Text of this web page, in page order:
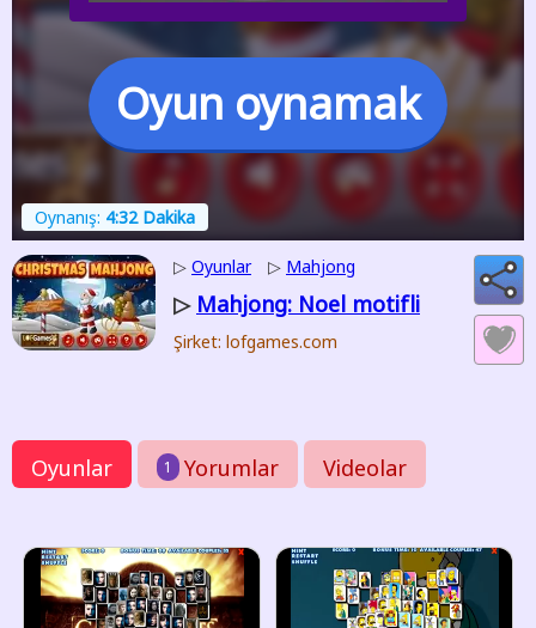
Oyun oynamak
Oynanış: 4:32 Dakika
▷ Oyunlar ▷ Mahjong
▷ Mahjong: Noel motifli
Şirket: lofgames.com
Oyunlar 1 Yorumlar Videolar